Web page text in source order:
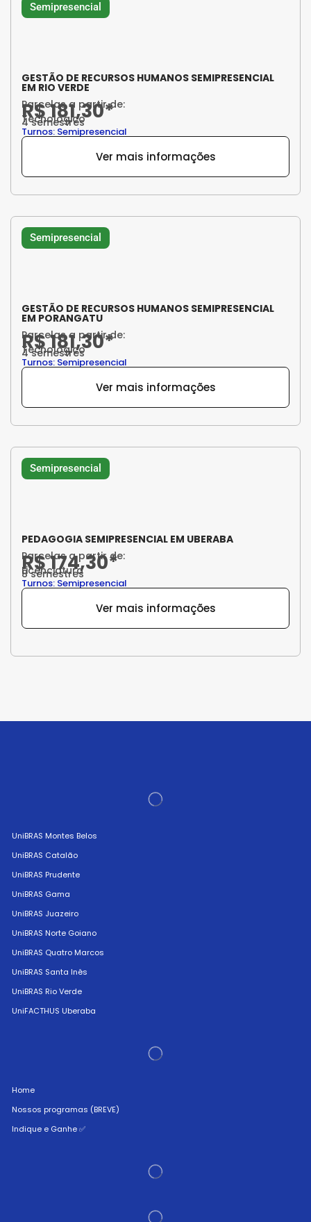
Semipresencial
GESTÃO DE RECURSOS HUMANOS SEMIPRESENCIAL
EM RIO VERDE
Parcelas a partir de:
R$ 181,30*
Tecnológico
4 semestres
Turnos: Semipresencial
Ver mais informações
Semipresencial
GESTÃO DE RECURSOS HUMANOS SEMIPRESENCIAL
EM PORANGATU
Parcelas a partir de:
R$ 181,30*
Tecnológico
4 semestres
Turnos: Semipresencial
Ver mais informações
Semipresencial
PEDAGOGIA SEMIPRESENCIAL EM UBERABA
Parcelas a partir de:
R$ 174,30*
Licenciatura
8 semestres
Turnos: Semipresencial
Ver mais informações
UniBRAS Montes Belos
UniBRAS Catalão
UniBRAS Prudente
UniBRAS Gama
UniBRAS Juazeiro
UniBRAS Norte Goiano
UniBRAS Quatro Marcos
UniBRAS Santa Inês
UniBRAS Rio Verde
UniFACTHUS Uberaba
Home
Nossos programas (BREVE)
Indique e Ganhe ✅